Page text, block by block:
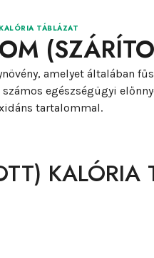
KALÓRIA TÁBLÁZAT
amelyet általában
egészségügyi
tartalommal.
KALÓRIA